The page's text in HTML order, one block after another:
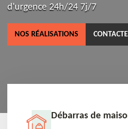
d'urgence 24h/24 7j/7
NOS RÉALISATIONS
Débarras de